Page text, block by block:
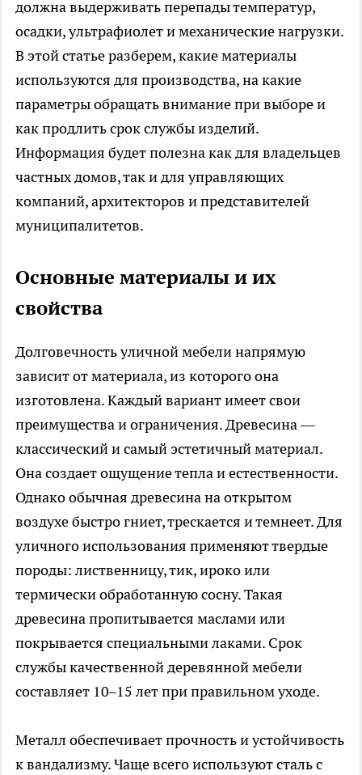
должна выдерживать перепады температур,
осадки, ультрафиолет и механические нагрузки.
В этой статье разберем, какие материалы
используются для производства, на какие
параметры обращать внимание при выборе и
как продлить срок службы изделий.
Информация будет полезна как для владельцев
частных домов, так и для управляющих
компаний, архитекторов и представителей
муниципалитетов.
Основные материалы и их
свойства
Долговечность уличной мебели напрямую
зависит от материала, из которого она
изготовлена. Каждый вариант имеет свои
преимущества и ограничения. Древесина —
классический и самый эстетичный материал.
Она создает ощущение тепла и естественности.
Однако обычная древесина на открытом
воздухе быстро гниет, трескается и темнеет. Для
уличного использования применяют твердые
породы: лиственницу, тик, ироко или
термически обработанную сосну. Такая
древесина пропитывается маслами или
покрывается специальными лаками. Срок
службы качественной деревянной мебели
составляет 10–15 лет при правильном уходе.
Металл обеспечивает прочность и устойчивость
к вандализму. Чаще всего используют сталь с